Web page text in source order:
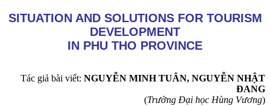
SITUATION AND SOLUTIONS FOR TOURISM
DEVELOPMENT
IN PHU THO PROVINCE
Tác giả bài viết: NGUYỄN MINH TUÂN, NGUYỄN NHẬT
ĐANG
(Trường Đại học Hùng Vương)